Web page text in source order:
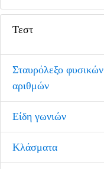
Τεστ
Σταυρόλεξο φυσικών
αριθμών
Είδη γωνιών
Κλάσματα